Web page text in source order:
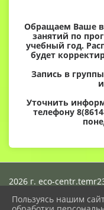
Обращаем Ваше
занятий по
учебный год.
будет
Запись в
Уточнить
телефону
2026 г. eco-
Карта сайта
Пользуясь нашим